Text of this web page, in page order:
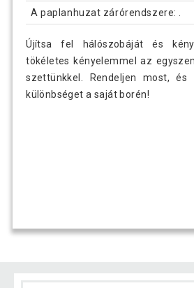
A paplanhuzat zárórendszere: .
Újítsa fel hálószobáját és
tökéletes kényelemmel az
szettünkkel. Rendeljen most,
különbséget a saját borén!